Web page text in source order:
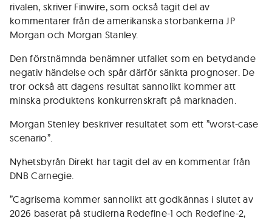
rivalen, skriver Finwire, som också tagit del av
kommentarer från de amerikanska storbankerna JP
Morgan och Morgan Stanley.
Den förstnämnda benämner utfallet som en betydande
negativ händelse och spår därför sänkta prognoser. De
tror också att dagens resultat sannolikt kommer att
minska produktens konkurrenskraft på marknaden.
Morgan Stenley beskriver resultatet som ett ”worst-case
scenario”.
Nyhetsbyrån Direkt har tagit del av en kommentar från
DNB Carnegie.
”Cagrisema kommer sannolikt att godkännas i slutet av
2026 baserat på studierna Redefine-1 och Redefine-2,